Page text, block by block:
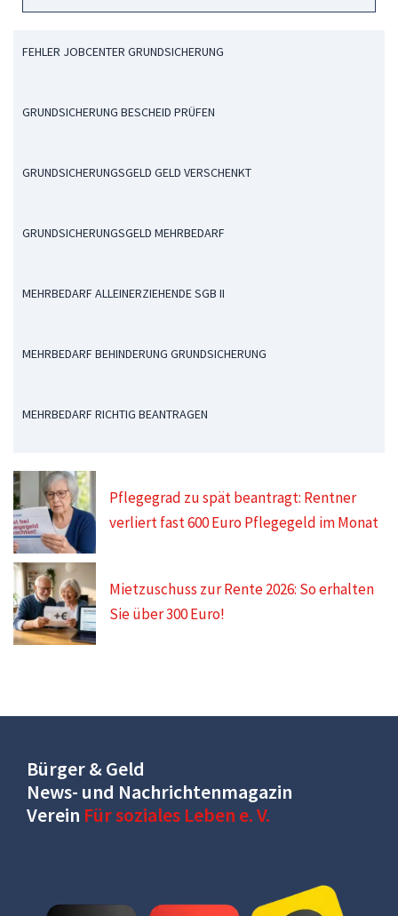
FEHLER JOBCENTER GRUNDSICHERUNG
GRUNDSICHERUNG BESCHEID PRÜFEN
GRUNDSICHERUNGSGELD GELD VERSCHENKT
GRUNDSICHERUNGSGELD MEHRBEDARF
MEHRBEDARF ALLEINERZIEHENDE SGB II
MEHRBEDARF BEHINDERUNG GRUNDSICHERUNG
MEHRBEDARF RICHTIG BEANTRAGEN
Pflegegrad zu spät beantragt: Rentner
verliert fast 600 Euro Pflegegeld im Monat
Mietzuschuss zur Rente 2026: So erhalten
Sie über 300 Euro!
Bürger & Geld
News- und Nachrichtenmagazin
Verein Für soziales Leben e. V.